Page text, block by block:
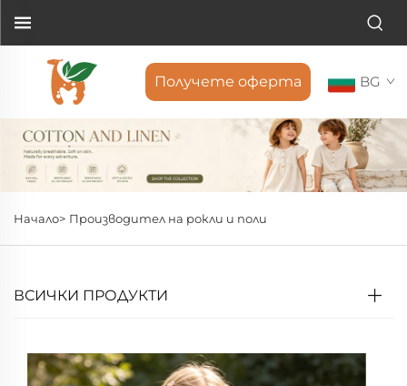
Получете оферта BG
Начало> Производител на рокли и поли
ВСИЧКИ ПРОДУКТИ